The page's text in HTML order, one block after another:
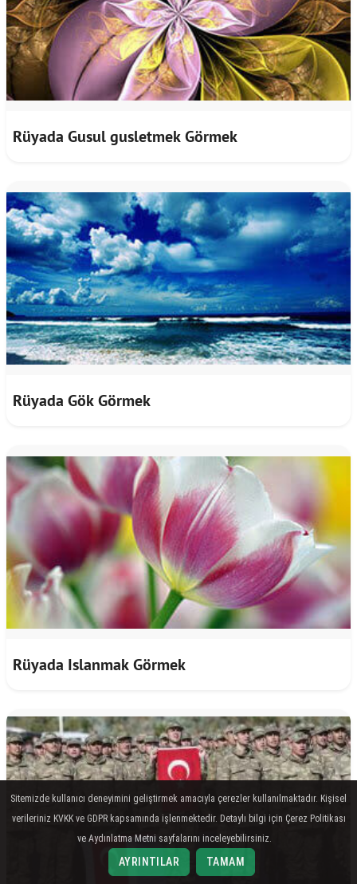
Rüyada Gusul gusletmek Görmek
Rüyada Gök Görmek
Rüyada Islanmak Görmek
Sitemizde kullanıcı deneyimini geliştirmek amacıyla çerezler kullanılmaktadır. Kişisel
verileriniz KVKK ve GDPR kapsamında işlenmektedir. Detaylı bilgi için Çerez Politikası
ve Aydınlatma Metni sayfalarını inceleyebilirsiniz.
AYRINTILAR TAMAM